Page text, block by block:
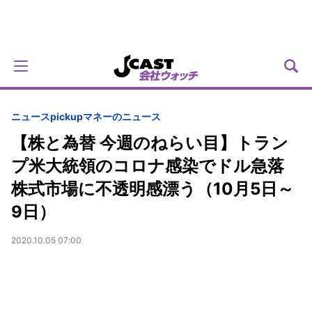
ニュースpickupマネーのニュース
【株と為替 今週のねらい目】トラン
プ米大統領のコロナ感染でドル急落
株式市場に不透明感漂う（10月5日～
9日）
2020.10.05 07:00